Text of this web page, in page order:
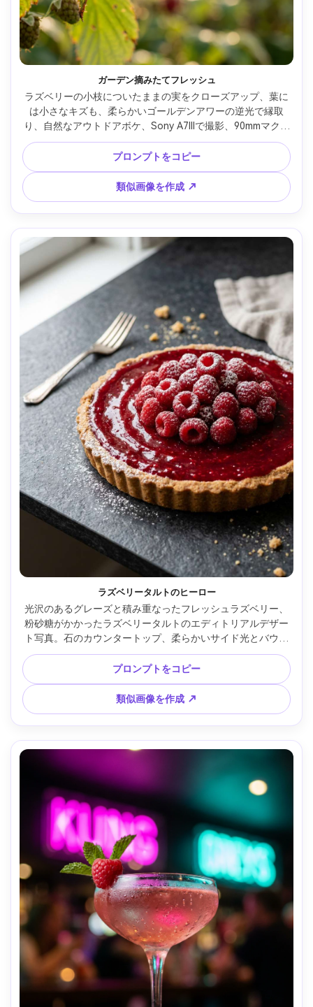
ガーデン摘みたてフレッシュ
ラズベリーの小枝についたままの実をクローズアップ、葉に
は小さなキズも、柔らかいゴールデンアワーの逆光で縁取
り、自然なアウトドアボケ、Sony A7IIIで撮影、90mmマクロ
レンズ、f/2.8、ラズベリーの質感シャープ、優しいレンズフ
レア、ナチュラルなガーデン収穫感 --ar 4:5
プロンプトをコピー
類似画像を作成 ↗
ラズベリータルトのヒーロー
光沢のあるグレーズと積み重なったフレッシュラズベリー、
粉砂糖がかかったラズベリータルトのエディトリアルデザー
ト写真。石のカウンタートップ、柔らかいサイド光とバウン
スフィル、Canon EOS R5で撮影、85mmレンズ、f/2.2、浅
い被写界深度、フォトリアリスティックなクラム質感、マガ
ジンカバースタイリング --ar 4:5
プロンプトをコピー
類似画像を作成 ↗